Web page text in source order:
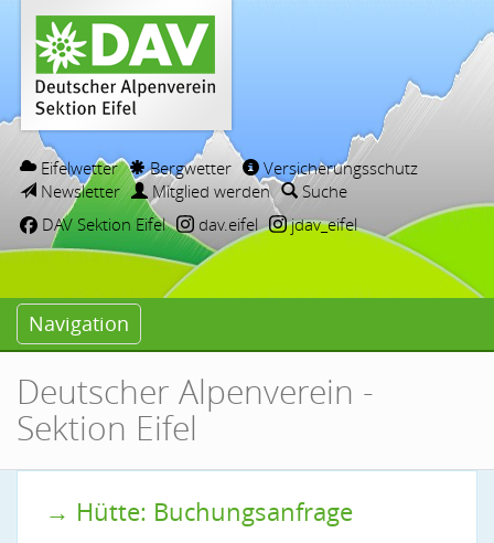
Eifelwetter Bergwetter
Versicherungsschutz
Newsletter
Mitglied werden
Suche
DAV Sektion Eifel
dav.eifel jdav_eifel
Navigation
Deutscher Alpenverein -
Sektion Eifel
→ Hütte: Buchungsanfrage